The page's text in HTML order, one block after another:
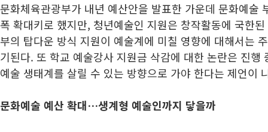
문화체육관광부가 내년 예산안을 발표한 가운데 문화예술
폭 확대키로 했지만, 청년예술인 지원은 창작활동에 국한
부의 탑다운 방식 지원이 예술계에 미칠 영향에 대해서는
기된다. 또 학교 예술강사 지원금 삭감에 대한 논란은 진행
예술 생태계를 살릴 수 있는 방향으로 가야 한다는 제언이
문화예술 예산 확대…생계형 예술인까지 닿을까